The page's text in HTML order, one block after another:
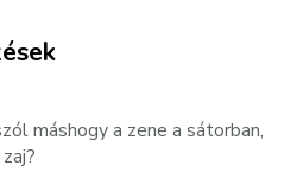
máshogy a zene a sátorban,